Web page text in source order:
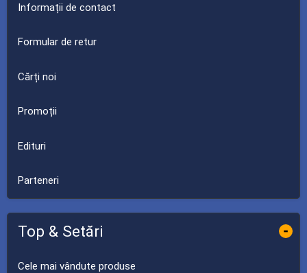
Informații de contact
Formular de retur
Cărți noi
Promoții
Edituri
Parteneri
Top & Setări -
Cele mai vândute produse